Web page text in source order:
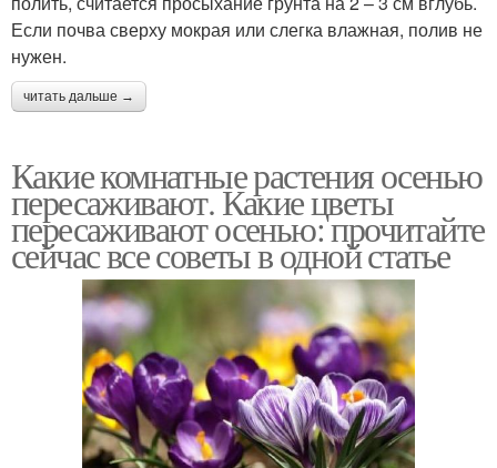
Если почва сверху мокрая или слегка влажная, полив не
нужен.
читать дальше →
Какие комнатные растения осенью
пересаживают. Какие цветы
пересаживают осенью: прочитайте
сейчас все советы в одной статье